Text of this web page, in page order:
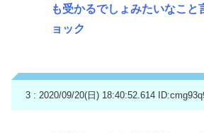
も受かるでしょみたいなこと
ョック
3 : 2020/09/20(日) 18:40:52.614